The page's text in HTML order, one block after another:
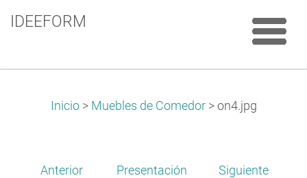
IDEEFORM
Inicio > Muebles de Comedor > on4.jpg
Anterior
Presentación
Siguiente